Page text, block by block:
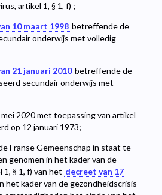
artikel 1, § 1, f) ;
10 maart 1998 betreffende de
onderwijs met volledig
21 januari 2010 betreffende de
secundair onderwijs met
2020 met toepassing van artikel
op 12 januari 1973;
Franse Gemeenschap in staat te
genomen in het kader van de
§ 1, f) van het decreet van 17
het kader van de gezondheidscrisis